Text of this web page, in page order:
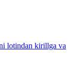
lotindan kirillga va